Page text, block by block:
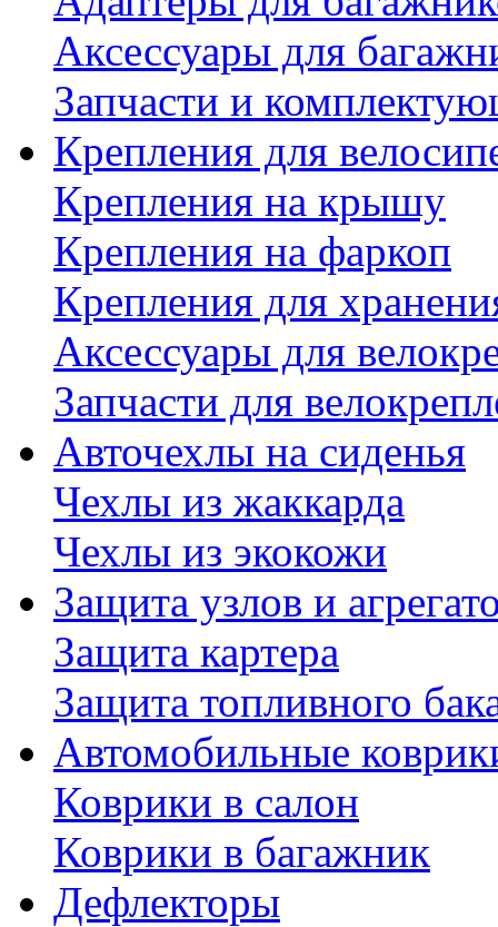
Аксессуары для
Запчасти и
Крепления для
Крепления на крышу
Крепления на фаркоп
Крепления для
Аксессуары для
Запчасти для
Авточехлы на сиденья
Чехлы из жаккарда
Чехлы из экокожи
Защита узлов и
Защита картера
Защита топливного
Автомобильные
Коврики в салон
Коврики в багажник
Дефлекторы